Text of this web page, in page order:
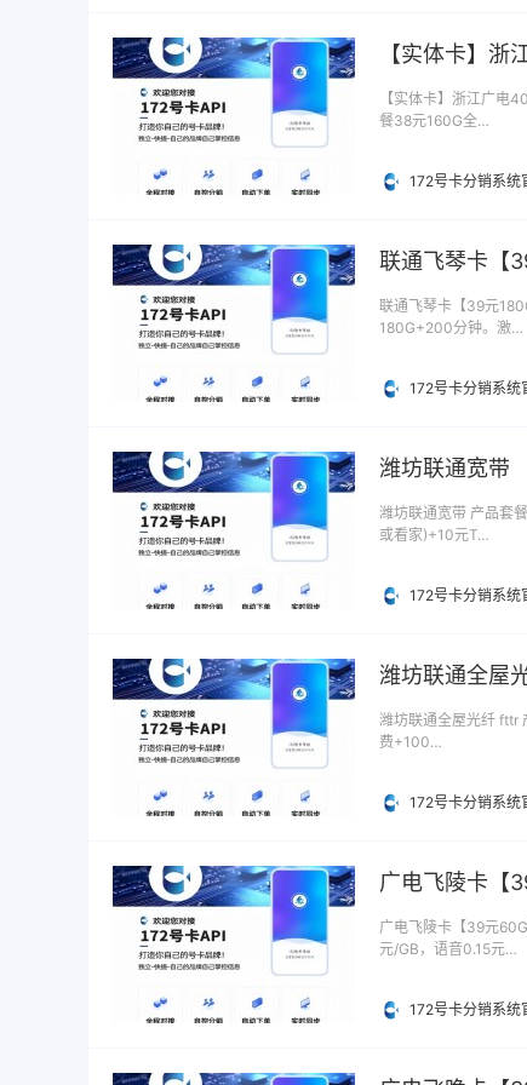
【实体卡】
【实体卡】浙江广
餐38元160G全…
172号卡分销系统
联通飞琴卡【
联通飞琴卡【39元
180G+200分钟。激…
172号卡分销系统
潍坊联通宽带
潍坊联通宽带 产品套
或看家)+10元T…
172号卡分销系统
潍坊联通全屋
潍坊联通全屋光纤 fttr
费+100…
172号卡分销系统
广电飞陵卡【
广电飞陵卡【39元
元/GB，语音0.15元…
172号卡分销系统